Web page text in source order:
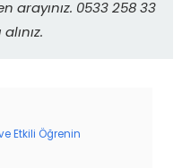
arayınız. 0533 258 33
Etkili Öğrenin